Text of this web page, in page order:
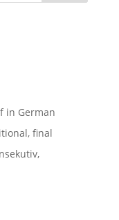
in German
final